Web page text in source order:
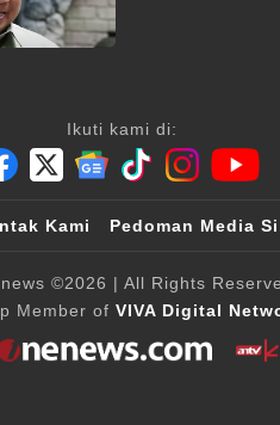
Ikuti kami di:
Kami Pedoman Media
©2026 | All Rights
Member ofVIVA Digital